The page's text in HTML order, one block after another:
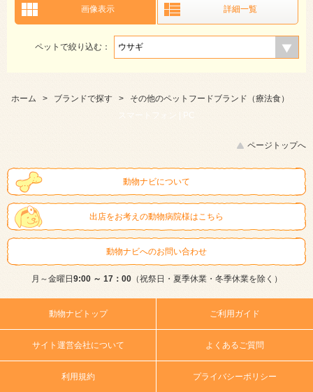
画像表示 詳細一覧
ペットで絞り込む：
ホーム > ブランドで探す >
その他のペットフードブランド（療法食）
スマートフォン |
PC
ページトップへ
動物ナビについて
出店をお考えの動物病院様はこちら
動物ナビへのお問い合わせ
月～金曜日 9:00 ～ 17：00（祝祭日・夏季休業・冬季休業を除く）
動物ナビトップ ご利用ガイド
サイト運営会社について よくあるご質問
利用規約 プライバシーポリシー